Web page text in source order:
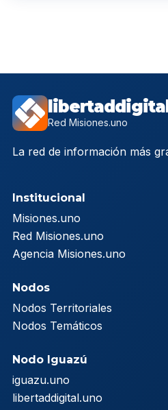
Red Misiones.uno
La red de información más
Institucional
Misiones.uno
Red Misiones.uno
Agencia Misiones.uno
Nodos
Nodos Territoriales
Nodos Temáticos
Nodo Iguazú
iguazu.uno
libertaddigital.uno